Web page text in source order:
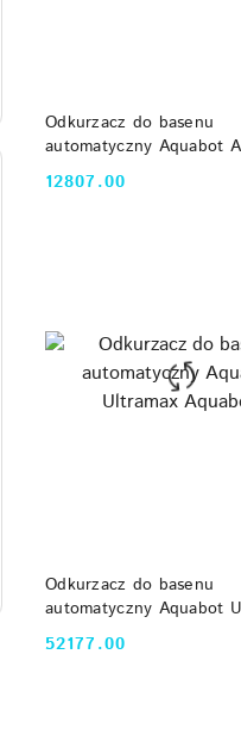
Odkurzacz do basenu
automatyczny Aquabot
Aquabot
Cena:
12807.00
DO KOSZYKA
Odkurzacz do basenu
automatyczny Aquabot
Aquabot
Cena:
52177.00
DO KOSZYKA